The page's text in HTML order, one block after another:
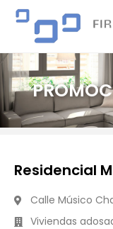
Residencial
Calle Músico
Viviendas